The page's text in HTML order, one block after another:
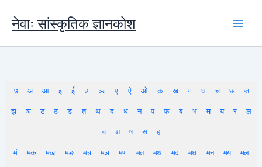
content
नेवाः सांस्कृतिक ज्ञानकोश
७ अ आ इ ई उ ऋ ए ऐ ओ क ख ग घ च छ
ज
झ
ञ ट ठ ड त थ द ध न प फ ब भ म य र
ल
व
श ष स
ह
मं
मक मख मङ मच मञ मण मत मथ मद मध मन मय
मल